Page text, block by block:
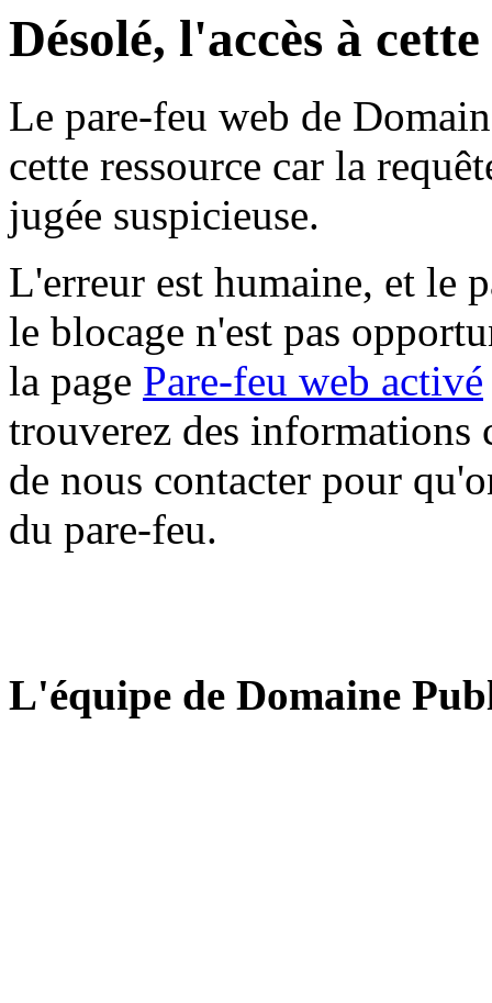
Désolé, l'accès à
Le pare-feu web de
cette ressource car la
jugée suspicieuse.
L'erreur est humaine, et le
le blocage n'est pas
la page Pare-feu web activé
trouverez des informations
de nous contacter pour
du pare-feu.
L'équipe de Domaine